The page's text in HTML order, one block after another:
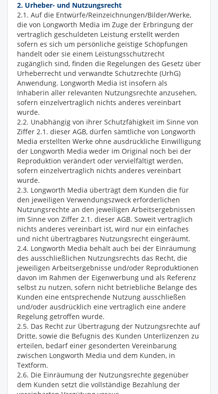
2. Urheber- und Nutzungsrecht
2.1. Auf die Entwürfe/Reinzeichnungen/Bilder/Werke,
die von Longworth Media im Zuge der Erbringung der
vertraglich geschuldeten Leistung erstellt werden
sofern es sich um persönliche geistige Schöpfungen
handelt oder sie einem Leistungsschutzrecht
zugänglich sind, finden die Regelungen des Gesetz über
Urheberrecht und verwandte Schutzrechte (UrhG)
Anwendung. Longworth Media ist insofern als
Inhaberin aller relevanten Nutzungsrechte anzusehen,
sofern einzelvertraglich nichts anderes vereinbart
wurde.
2.2. Unabhängig von ihrer Schutzfähigkeit im Sinne von
Ziffer 2.1. dieser AGB, dürfen sämtliche von Longworth
Media erstellten Werke ohne ausdrückliche Einwilligung
der Longworth Media weder im Original noch bei der
Reproduktion verändert oder vervielfältigt werden,
sofern einzelvertraglich nichts anderes vereinbart
wurde.
2.3. Longworth Media überträgt dem Kunden die für
den jeweiligen Verwendungszweck erforderlichen
Nutzungsrechte an den jeweiligen Arbeitsergebnissen
im Sinne von Ziffer 2.1. dieser AGB. Soweit vertraglich
nichts anderes vereinbart ist, wird nur ein einfaches
und nicht übertragbares Nutzungsrecht eingeräumt.
2.4. Longworth Media behält auch bei der Einräumung
des ausschließlichen Nutzungsrechts das Recht, die
jeweiligen Arbeitsergebnisse und/oder Reproduktionen
davon im Rahmen der Eigenwerbung und als Referenz
selbst zu nutzen, sofern nicht betriebliche Belange des
Kunden eine entsprechende Nutzung ausschließen
und/oder ausdrücklich eine vertraglich eine andere
Regelung getroffen wurde.
2.5. Das Recht zur Übertragung der Nutzungsrechte auf
Dritte, sowie die Befugnis des Kunden Unterlizenzen zu
erteilen, bedarf einer gesonderten Vereinbarung
zwischen Longworth Media und dem Kunden, in
Textform.
2.6. Die Einräumung der Nutzungsrechte gegenüber
dem Kunden setzt die vollständige Bezahlung der